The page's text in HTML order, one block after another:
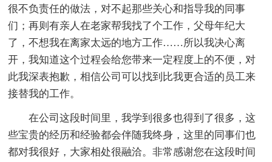
很不负责任的做法，对不起那些关心和指导我的同事
们；再则有亲人在老家帮我找了个工作，父母年纪大
了，不想我在离家太远的地方工作……所以我决心离
开，我知道这个过程会给您带来一定程度上的不便，对
此我深表抱歉，相信公司可以找到比我更合适的员工来
接替我的工作。
在公司这段时间里，我学到很多也得到了很多，这
些宝贵的经历和经验都会伴随我终身，这里的同事们也
都对我很好，大家相处很融洽。非常感谢您在这段时间